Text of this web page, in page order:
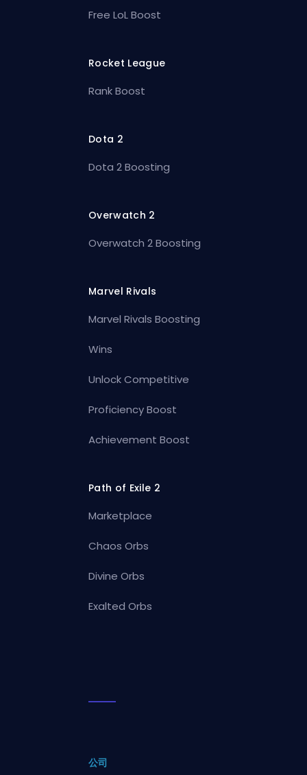
Free LoL Boost
Rocket League
Rank Boost
Dota 2
Dota 2 Boosting
Overwatch 2
Overwatch 2 Boosting
Marvel Rivals
Marvel Rivals Boosting
Wins
Unlock Competitive
Proficiency Boost
Achievement Boost
Path of Exile 2
Marketplace
Chaos Orbs
Divine Orbs
Exalted Orbs
公司